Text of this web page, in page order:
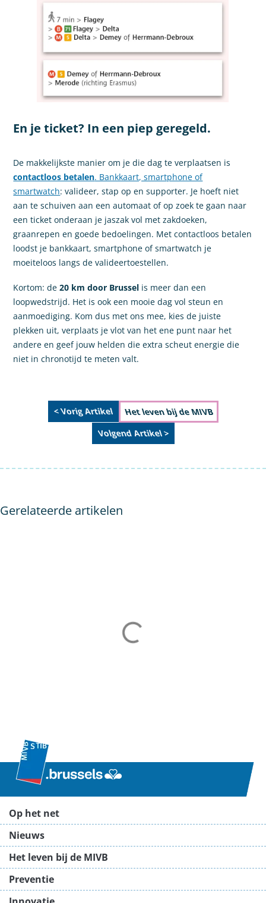
En je ticket? In een piep geregeld.
De makkelijkste manier om je die dag te verplaatsen is
contactloos betalen. Bankkaart, smartphone of
smartwatch: valideer, stap op en supporter. Je hoeft niet
aan te schuiven aan een automaat of op zoek te gaan naar
een ticket onderaan je jaszak vol met zakdoeken,
graanrepen en goede bedoelingen. Met contactloos betalen
loodst je bankkaart, smartphone of smartwatch je
moeiteloos langs de valideertoestellen.
Kortom: de20 km door Brussel is meer dan een
loopwedstrijd. Het is ook een mooie dag vol steun en
aanmoediging. Kom dus met ons mee, kies de juiste
plekken uit, verplaats je vlot van het ene punt naar het
andere en geef jouw helden die extra scheut energie die
niet in chronotijd te meten valt.
< Vorig Artikel
Het leven bij de MIVB
Volgend Artikel >
Gerelateerde artikelen
Op het net
Nieuws
Het leven bij de MIVB
Preventie